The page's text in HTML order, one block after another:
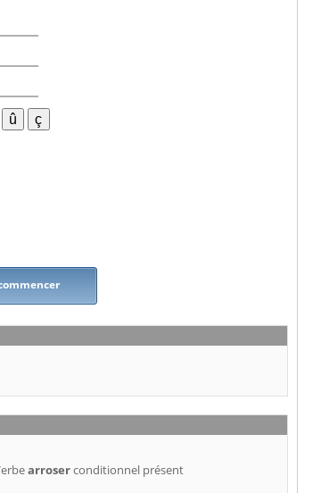
arroserconditionnel présent